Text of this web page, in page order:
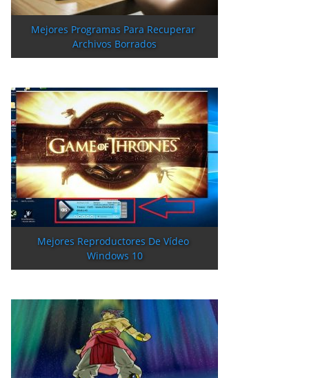
Mejores Programas Para Recuperar
Archivos Borrados
Mejores Reproductores De Vídeo
Windows 10